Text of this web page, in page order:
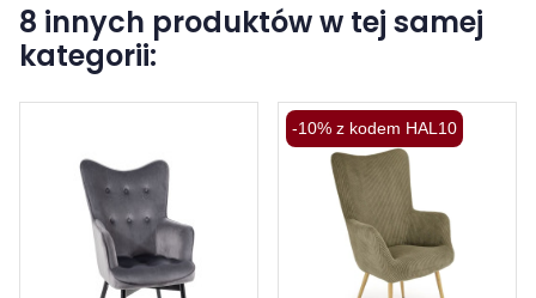
8 innych produktów w tej samej
kategorii:
-10% z kodem HAL10